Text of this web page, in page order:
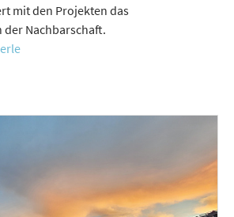
mit den Projekten das
der Nachbarschaft.